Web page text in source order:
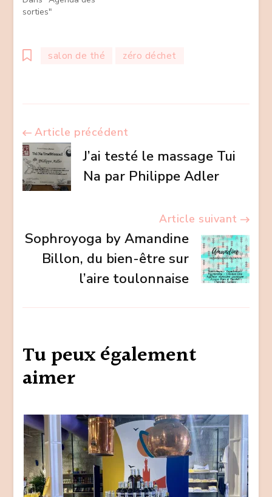
sorties"
salon de thé zéro déchet
Navigation
d’article
Article précédent
J’ai testé le massage Tui
Na par Philippe Adler
Article suivant
Sophroyoga by Amandine
Billon, du bien-être sur
l’aire toulonnaise
Tu peux également
aimer